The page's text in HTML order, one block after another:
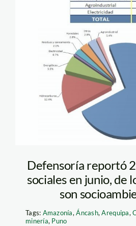
Defensoría reportó
sociales en junio, de
son
Tags: Amazonía,Áncash,Arequipa,
minería, Puno